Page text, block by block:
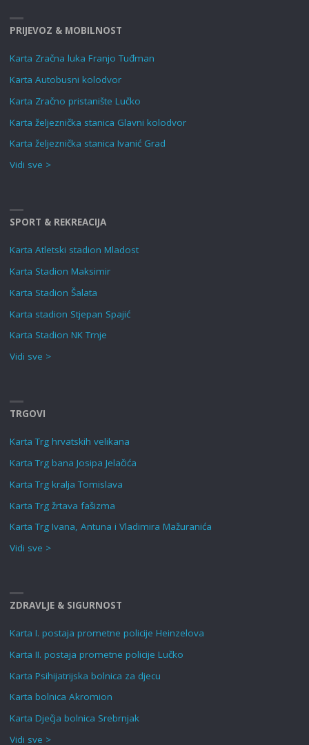
PRIJEVOZ & MOBILNOST
Karta Zračna luka Franjo Tuđman
Karta Autobusni kolodvor
Karta Zračno pristanište Lučko
Karta željeznička stanica Glavni kolodvor
Karta željeznička stanica Ivanić Grad
Vidi sve >
SPORT & REKREACIJA
Karta Atletski stadion Mladost
Karta Stadion Maksimir
Karta Stadion Šalata
Karta stadion Stjepan Spajić
Karta Stadion NK Trnje
Vidi sve >
TRGOVI
Karta Trg hrvatskih velikana
Karta Trg bana Josipa Jelačića
Karta Trg kralja Tomislava
Karta Trg žrtava fašizma
Karta Trg Ivana, Antuna i Vladimira Mažuranića
Vidi sve >
ZDRAVLJE & SIGURNOST
Karta I. postaja prometne policije Heinzelova
Karta II. postaja prometne policije Lučko
Karta Psihijatrijska bolnica za djecu
Karta bolnica Akromion
Karta Dječja bolnica Srebrnjak
Vidi sve >